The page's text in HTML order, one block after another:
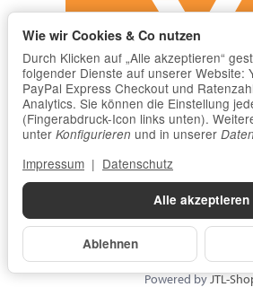
Alle Preise inkl. gesetzlicher
© Butz Medizintechnik
Powered byJTL-
Alle akzeptieren
Ablehnen
Wie wir Cookies & Co nutzen
Durch Klicken auf „Alle akzeptieren“
folgender Dienste auf unserer Website:
PayPal Express Checkout und
Analytics. Sie können die Einstellung
(Fingerabdruck-Icon links unten).
unter Konfigurieren und in unserer
Impressum | Datenschutz